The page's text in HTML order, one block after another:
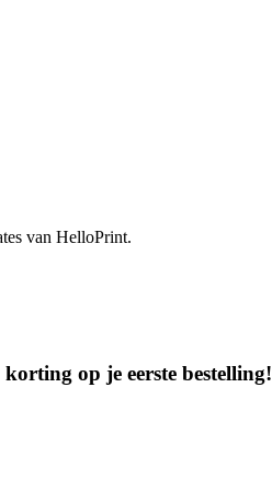
van HelloPrint.
op je eerste bestelling!